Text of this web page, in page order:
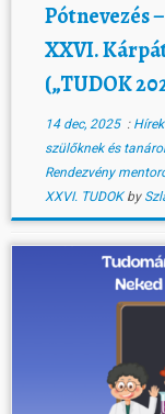
Pótnevezés
XXVI.
(„TUDOK
14 dec, 2025: Hírek
szülőknek és
Rendezvény
XXVI. TUDOK by